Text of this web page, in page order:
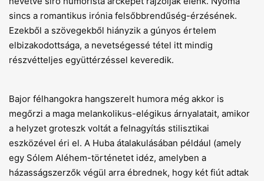
sincs a romantikus irónia felsőbbrendűség-érzésének.
Ezekből a szövegekből hiányzik a gúnyos értelem
elbizakodottsága, a nevetségessé tétel itt mindig
részvétteljes együttérzéssel keveredik.
Bajor félhangokra hangszerelt humora még akkor is
megőrzi a maga melankolikus-elégikus árnyalatait, amikor
a helyzet groteszk voltát a felnagyítás stilisztikai
eszközével éri el. A Huba átalakulásában például (amely
egy Sólem Aléhem-történetet idéz, amelyben a
házasságszerzők végül arra ébrednek, hogy két fiút adtak